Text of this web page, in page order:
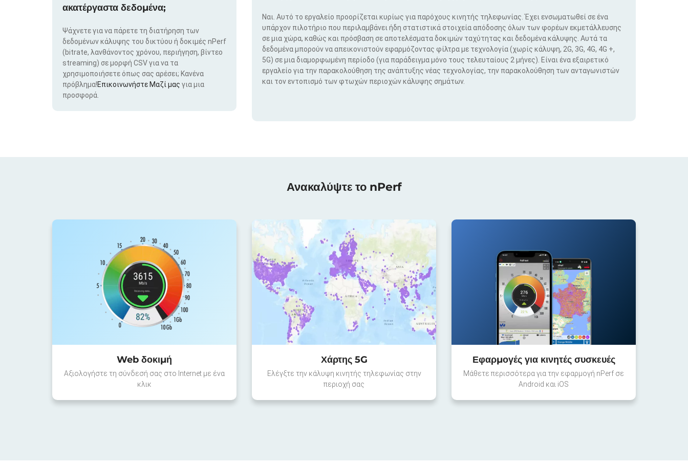
ακατέργαστα δεδομένα;
Ψάχνετε για να πάρετε τη διατήρηση των
δεδομένων κάλυψης του δικτύου ή δοκιμές nPerf
(bitrate, λανθάνοντος χρόνου, περιήγηση, βίντεο
streaming) σε μορφή CSV για να τα
χρησιμοποιήσετε όπως σας αρέσει; Κανένα
πρόβλημα!Επικοινωνήστε Μαζί μας για μια
προσφορά.
Ναι. Αυτό το εργαλείο προορίζεται κυρίως για παρόχους κινητής τηλεφωνίας. Έχει ενσωματωθεί σε ένα
υπάρχον πιλοτήριο που περιλαμβάνει ήδη στατιστικά στοιχεία απόδοσης όλων των φορέων εκμετάλλευσης
σε μια χώρα, καθώς και πρόσβαση σε αποτελέσματα δοκιμών ταχύτητας και δεδομένα κάλυψης. Αυτά τα
δεδομένα μπορούν να απεικονιστούν εφαρμόζοντας φίλτρα με τεχνολογία (χωρίς κάλυψη, 2G, 3G, 4G, 4G +,
5G) σε μια διαμορφωμένη περίοδο (για παράδειγμα μόνο τους τελευταίους 2 μήνες). Είναι ένα εξαιρετικό
εργαλείο για την παρακολούθηση της ανάπτυξης νέας τεχνολογίας, την παρακολούθηση των ανταγωνιστών
και τον εντοπισμό των φτωχών περιοχών κάλυψης σημάτων.
Ανακαλύψτε το nPerf
Web δοκιμή
Αξιολογήστε τη σύνδεσή σας στο Internet με ένα
κλικ
Χάρτης 5G
Ελέγξτε την κάλυψη κινητής τηλεφωνίας στην
περιοχή σας
Εφαρμογές για κινητές συσκευές
Μάθετε περισσότερα για την εφαρμογή nPerf σε
Android και iOS